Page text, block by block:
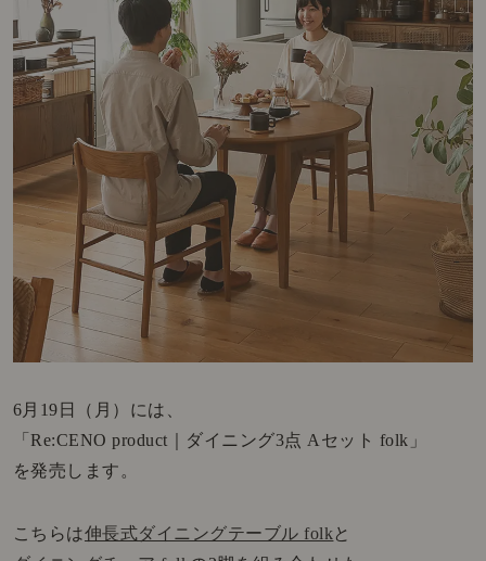
6月19日（月）には、
「Re:CENO product｜ダイニング3点 Aセット folk」
を発売します。
こちらは伸長式ダイニングテーブル folk と